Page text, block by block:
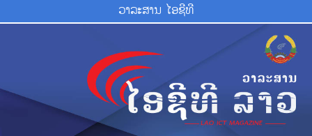
ວາ​ລະ​ສານ ໄອ​ຊີ​ທີ